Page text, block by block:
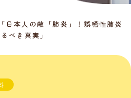
「日本人の敵「肺炎」！誤嚥性肺炎
べき真実」